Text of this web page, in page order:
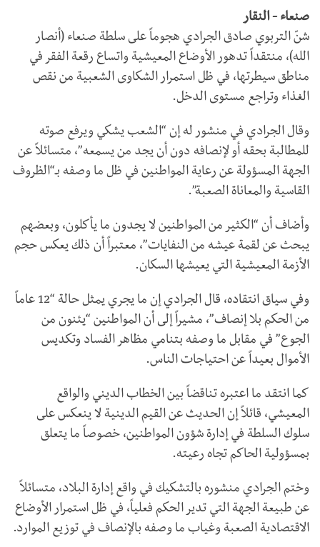
صنعاء - النقار
شنّ التربوي صادق الجرادي هجوماً على سلطة صنعاء (أنصار
الله)، منتقداً تدهور الأوضاع المعيشية واتساع رقعة الفقر في
مناطق سيطرتها، في ظل استمرار الشكاوى الشعبية من نقص
الغذاء وتراجع مستوى الدخل.
وقال الجرادي في منشور له إن “الشعب يشكي ويرفع صوته
للمطالبة بحقه أو لإنصافه دون أن يجد من يسمعه”، متسائلاً عن
الجهة المسؤولة عن رعاية المواطنين في ظل ما وصفه بـ“الظروف
القاسية والمعاناة الصعبة”.
وأضاف أن “الكثير من المواطنين لا يجدون ما يأكلون، وبعضهم
يبحث عن لقمة عيشه من النفايات”، معتبراً أن ذلك يعكس حجم
الأزمة المعيشية التي يعيشها السكان.
وفي سياق انتقاده، قال الجرادي إن ما يجري يمثل حالة “12 عاماً
من الحكم بلا إنصاف”، مشيراً إلى أن المواطنين “يئنون من
الجوع” في مقابل ما وصفه بتنامي مظاهر الفساد وتكديس
الأموال بعيداً عن احتياجات الناس.
كما انتقد ما اعتبره تناقضاً بين الخطاب الديني والواقع
المعيشي، قائلاً إن الحديث عن القيم الدينية لا ينعكس على
سلوك السلطة في إدارة شؤون المواطنين، خصوصاً ما يتعلق
بمسؤولية الحاكم تجاه رعيته.
وختم الجرادي منشوره بالتشكيك في واقع إدارة البلاد، متسائلاً
عن طبيعة الجهة التي تدير الحكم فعلياً، في ظل استمرار الأوضاع
الاقتصادية الصعبة وغياب ما وصفه بالإنصاف في توزيع الموارد.